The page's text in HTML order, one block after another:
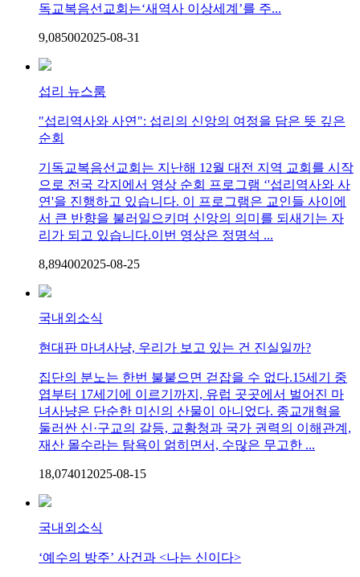
독교복음선교회는‘새역사 이상세계’를 주...
9,085002025-08-31
섭리 뉴스룸
"섭리역사와 사연": 섭리의 신앙의 여정을 담은 뜻 깊은
순회
기독교복음선교회는 지난해 12월 대전 지역 교회를 시작
으로 전국 각지에서 영상 순회 프로그램 ‘'섭리역사와 사
연'을 진행하고 있습니다. 이 프로그램은 교인들 사이에
서 큰 반향을 불러일으키며 신앙의 의미를 되새기는 자
리가 되고 있습니다.이번 영상은 정명석 ...
8,894002025-08-25
국내외소식
현대판 마녀사냥, 우리가 보고 있는 건 진실일까?
집단의 분노는 한번 불붙으면 걷잡을 수 없다.15세기 중
엽부터 17세기에 이르기까지, 유럽 곳곳에서 벌어진 마
녀사냥은 단순한 미신의 산물이 아니었다. 종교개혁을
둘러싼 신·구교의 갈등, 교황청과 국가 권력의 이해관계,
재산 몰수라는 탐욕이 얽히면서, 수많은 무고한 ...
18,07401 2025-08-15
국내외소식
‘예수의 방주’ 사건과 <나는 신이다>